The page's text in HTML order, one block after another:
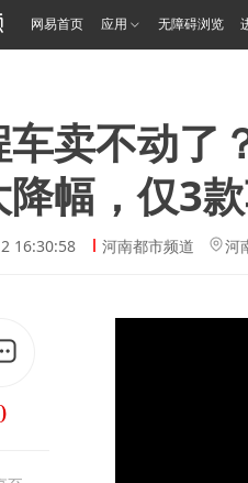
网易首页 应用 无障碍浏览
卖不动了
降幅，仅3
16:30:58 河南都市频道 河